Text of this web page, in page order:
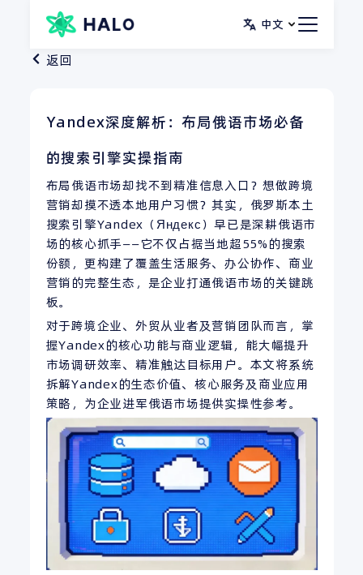
中文
返回
Yandex深度解析：布局俄语市场必备
的搜索引擎实操指南
布局俄语市场却找不到精准信息入口？想做跨境
营销却摸不透本地用户习惯？其实，俄罗斯本土
搜索引擎Yandex（Яндекс）早已是深耕俄语市
场的核心抓手——它不仅占据当地超55%的搜索
份额，更构建了覆盖生活服务、办公协作、商业
营销的完整生态，是企业打通俄语市场的关键跳
板。
对于跨境企业、外贸从业者及营销团队而言，掌
握Yandex的核心功能与商业逻辑，能大幅提升
市场调研效率、精准触达目标用户。本文将系统
拆解Yandex的生态价值、核心服务及商业应用
策略，为企业进军俄语市场提供实操性参考。